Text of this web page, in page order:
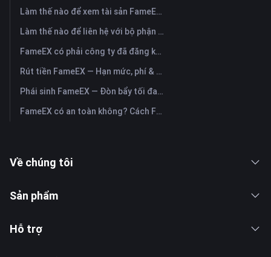
Làm thế nào để xem tài sản FameEX và chuyển tiền? (Ứng dụng)
Làm thế nào để liên hệ với bộ phận hỗ trợ khách hàng trực tuyến của FameEX?
FameEX có phải công ty đã đăng ký không? Pháp nhân vận hành & đăng ký
Rút tiền FameEX — Hạn mức, phí & thời gian
Phái sinh FameEX — Đòn bẩy tối đa, phí & vĩnh cửu USDⓈ-M
FameEX có an toàn không? Cách FameEX bảo vệ tài sản người dùng
Về chúng tôi
Sản phẩm
Hỗ trợ